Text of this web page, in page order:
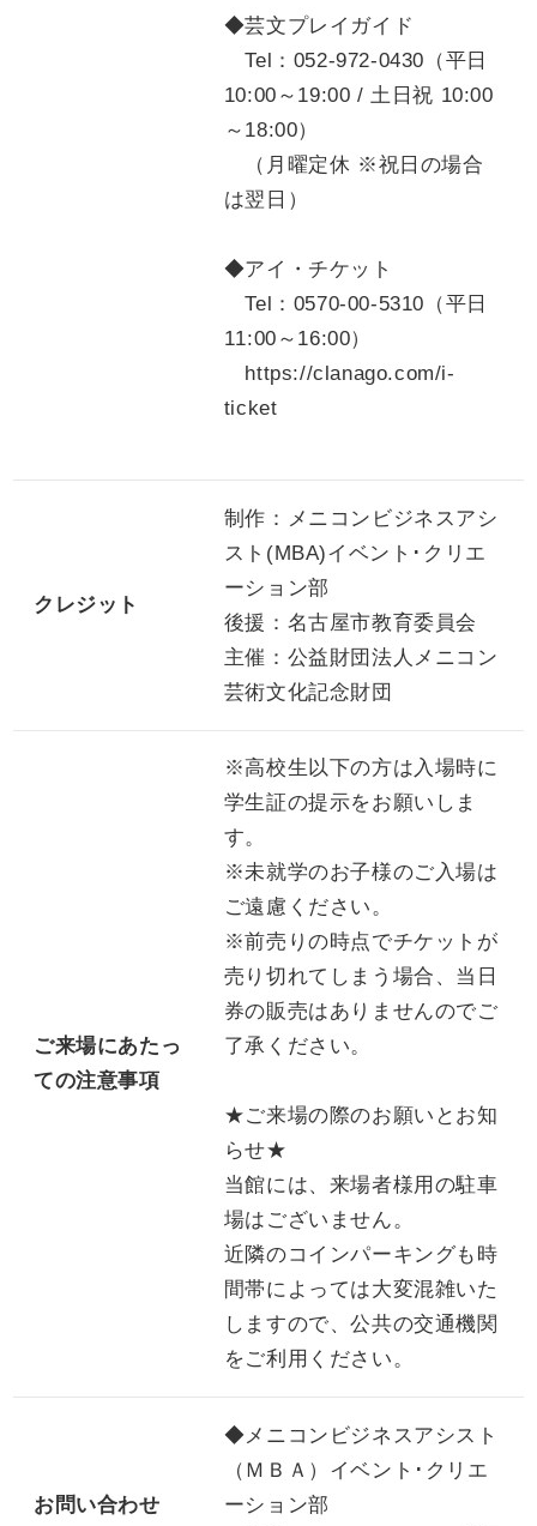
◆芸文プレイガイド
Tel：052-972-0430（平日
10:00～19:00 / 土日祝 10:00
～18:00）
（月曜定休 ※祝日の場合
は翌日）
◆アイ・チケット
Tel：0570-00-5310（平日
11:00～16:00）
https://clanago.com/i-
ticket
クレジット
制作：メニコンビジネスアシ
スト(MBA)イベント･クリエ
ーション部
後援：名古屋市教育委員会
主催：公益財団法人メニコン
芸術文化記念財団
ご来場にあたっ
ての注意事項
※高校生以下の方は入場時に
学生証の提示をお願いしま
す。
※未就学のお子様のご入場は
ご遠慮ください。
※前売りの時点でチケットが
売り切れてしまう場合、当日
券の販売はありませんのでご
了承ください。
★ご来場の際のお願いとお知
らせ★
当館には、来場者様用の駐車
場はございません。
近隣のコインパーキングも時
間帯によっては大変混雑いた
しますので、公共の交通機関
をご利用ください。
お問い合わせ
◆メニコンビジネスアシスト
（ＭＢＡ）イベント･クリエ
ーション部